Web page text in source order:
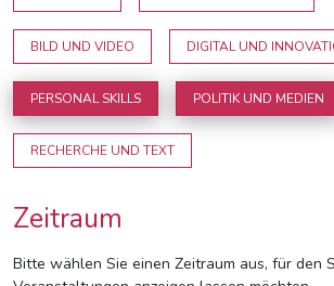
BILD UND VIDEO DIGITAL UND
PERSONAL SKILLS POLITIK UND MEDIEN
RECHERCHE UND TEXT
Zeitraum
Bitte wählen Sie einen Zeitraum aus, für den